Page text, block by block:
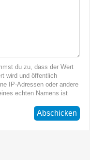
du zu, dass der Wert
wird und öffentlich
IP-Adressen oder andere
echten Namens ist
Abschicken